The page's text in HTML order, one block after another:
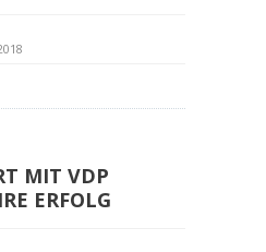
MIT VDP
ERFOLG